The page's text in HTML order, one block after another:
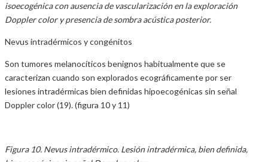
isoecogénica con ausencia de vascularización en la exploración
Doppler color y presencia de sombra acústica posterior.
Nevus intradérmicos y congénitos
Son tumores melanocíticos benignos habitualmente que se
caracterizan cuando son explorados ecográficamente por ser
lesiones intradérmicas bien definidas hipoecogénicas sin señal
Doppler color (19). (figura 10 y 11)
Figura 10. Nevus intradérmico. Lesión intradérmica, bien definida,